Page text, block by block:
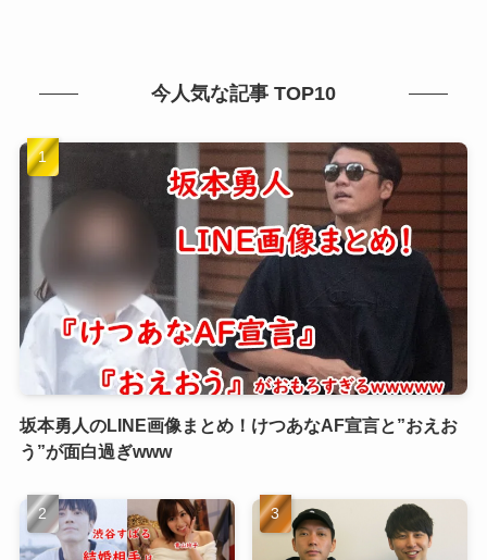
今人気な記事 TOP10
坂本勇人のLINE画像まとめ！けつあなAF宣言と”おえお
う”が面白過ぎwww